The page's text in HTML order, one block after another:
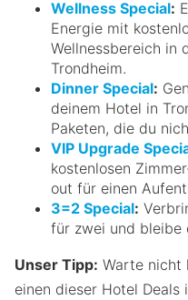
Wellness Special:
Energie mit
Wellnessbereich in
Trondheim.
Dinner Special:
deinem Hotel in
Paketen, die du
VIP Upgrade
kostenlosen
out für einen
3=2 Special:
für zwei und bleibe
Unser Tipp: Warte nicht
einen dieser Hotel Deals